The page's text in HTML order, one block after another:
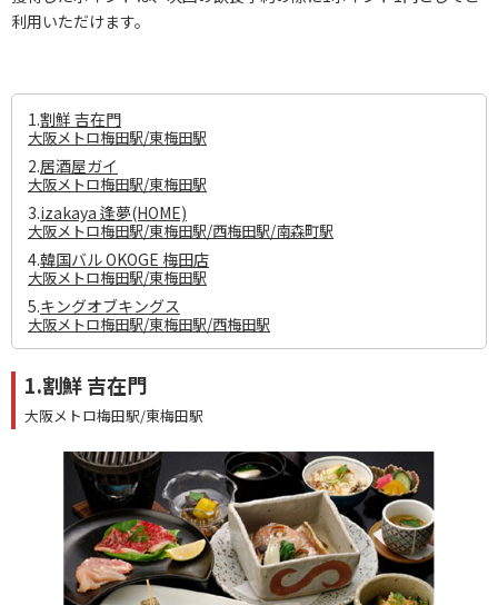
利用いただけます。
1.割鮮 吉在門
大阪メトロ梅田駅/東梅田駅
2.居酒屋ガイ
大阪メトロ梅田駅/東梅田駅
3.izakaya 逢夢(HOME)
大阪メトロ梅田駅/東梅田駅/西梅田駅/南森町駅
4.韓国バル OKOGE 梅田店
大阪メトロ梅田駅/東梅田駅
5.キングオブキングス
大阪メトロ梅田駅/東梅田駅/西梅田駅
1.割鮮 吉在門
大阪メトロ梅田駅/東梅田駅